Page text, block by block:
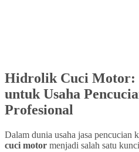
Hidrolik Cuci Motor:
untuk Usaha
Profesional
Dalam dunia usaha jasa pencucian
cuci motor menjadi salah satu